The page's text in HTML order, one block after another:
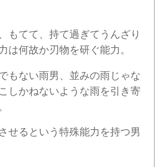
もてて、持て過ぎてうんざり
は何故か刃物を研ぐ能力。
もない雨男、並みの雨じゃな
しかねないような雨を引き寄
せるという特殊能力を持つ男